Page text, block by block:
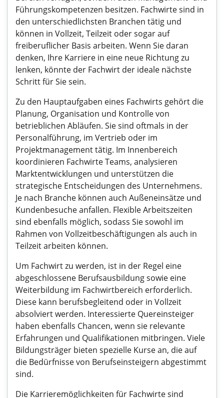
Führungskompetenzen besitzen. Fachwirte sind in
den unterschiedlichsten Branchen tätig und
können in Vollzeit, Teilzeit oder sogar auf
freiberuflicher Basis arbeiten. Wenn Sie daran
denken, Ihre Karriere in eine neue Richtung zu
lenken, könnte der Fachwirt der ideale nächste
Schritt für Sie sein.
Zu den Hauptaufgaben eines Fachwirts gehört die
Planung, Organisation und Kontrolle von
betrieblichen Abläufen. Sie sind oftmals in der
Personalführung, im Vertrieb oder im
Projektmanagement tätig. Im Innenbereich
koordinieren Fachwirte Teams, analysieren
Marktentwicklungen und unterstützen die
strategische Entscheidungen des Unternehmens.
Je nach Branche können auch Außeneinsätze und
Kundenbesuche anfallen. Flexible Arbeitszeiten
sind ebenfalls möglich, sodass Sie sowohl im
Rahmen von Vollzeitbeschäftigungen als auch in
Teilzeit arbeiten können.
Um Fachwirt zu werden, ist in der Regel eine
abgeschlossene Berufsausbildung sowie eine
Weiterbildung im Fachwirtbereich erforderlich.
Diese kann berufsbegleitend oder in Vollzeit
absolviert werden. Interessierte Quereinsteiger
haben ebenfalls Chancen, wenn sie relevante
Erfahrungen und Qualifikationen mitbringen. Viele
Bildungsträger bieten spezielle Kurse an, die auf
die Bedürfnisse von Berufseinsteigern abgestimmt
sind.
Die Karrieremöglichkeiten für Fachwirte sind